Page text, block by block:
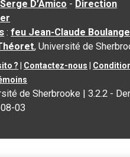
Serge D’Amico - Direction
:feu Jean-Claude
, Université de
? Contactez-nous
de Sherbrooke |3.2.2 -
03